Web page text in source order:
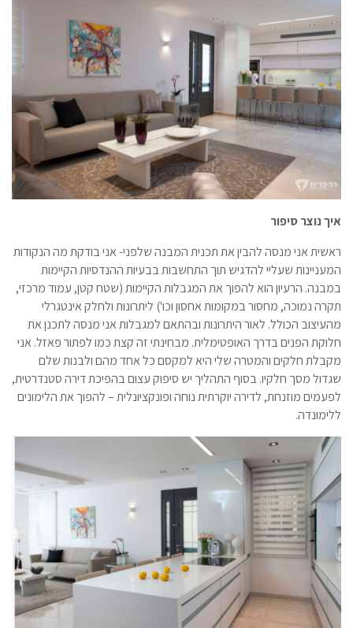
איך נוצר סיפור
ראשית אני מנסה להבין את תכנית המבנה שלפני- אני בודקת מה הנקודות
המעניינות שעליי להדגיש תוך התחשבות בבעיות ההנדסיות הקיימות
במבנה. הרעיון הוא להפוך את המגבלות הקיימות (שטח קטן, עמוד מרכזי,
תקרה נמוכה, מחסור במקומות אחסון וכו') ליתרונות ולחלק אינטגרלי
מהעיצוב הכולל. לאור היתרונות ובהתאם למגבלות אני מנסה לתכנן את
חלוקת הפנים בדרך האופטימלית. מבחינתי זה קצת כמו לפתור פאזל. אני
מקבלת חלקים והמטרה שלי היא למקסם כל אחד מהם ולבנות שלם
שגדול מסך חלקיו. בסוף התהליך יש סיפוק עצום בהפיכת דירה סטנדרטית,
לפעמים מוזנחת, לדירה יוקרתית נוחה ופונקציונלית – להפוך את הלימונים
ללימונדה.